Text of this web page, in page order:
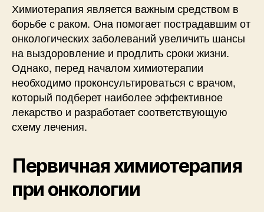
Химиотерапия является важным средством в
борьбе с раком. Она помогает пострадавшим от
онкологических заболеваний увеличить шансы
на выздоровление и продлить сроки жизни.
Однако, перед началом химиотерапии
необходимо проконсультироваться с врачом,
который подберет наиболее эффективное
лекарство и разработает соответствующую
схему лечения.
Первичная химиотерапия
при онкологии